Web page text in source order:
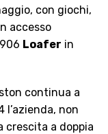
con giochi,
accesso
Loafer in
continua a
non
crescita a doppia